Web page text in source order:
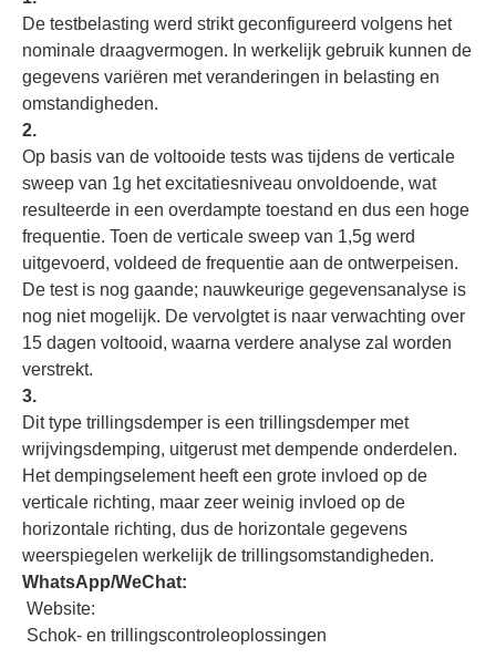
De testbelasting werd strikt geconfigureerd volgens het
nominale draagvermogen. In werkelijk gebruik kunnen de
gegevens variëren met veranderingen in belasting en
omstandigheden.
2.
Op basis van de voltooide tests was tijdens de verticale
sweep van 1g het excitatiesniveau onvoldoende, wat
resulteerde in een overdampte toestand en dus een hoge
frequentie. Toen de verticale sweep van 1,5g werd
uitgevoerd, voldeed de frequentie aan de ontwerpeisen.
De test is nog gaande; nauwkeurige gegevensanalyse is
nog niet mogelijk. De vervolgtet is naar verwachting over
15 dagen voltooid, waarna verdere analyse zal worden
verstrekt.
3.
Dit type trillingsdemper is een trillingsdemper met
wrijvingsdemping, uitgerust met dempende onderdelen.
Het dempingselement heeft een grote invloed op de
verticale richting, maar zeer weinig invloed op de
horizontale richting, dus de horizontale gegevens
weerspiegelen werkelijk de trillingsomstandigheden.
WhatsApp/WeChat:
Website:
Schok- en trillingscontroleoplossingen